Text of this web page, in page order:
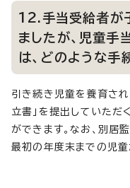
12.手当受給者が
ましたが、児童手
は、どのような手
引き続き児童を養育され
立書」を提出していただ
ができます。なお、別居
最初の年度末までの児童